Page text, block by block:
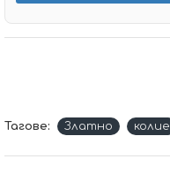
Тагове: Златно колие